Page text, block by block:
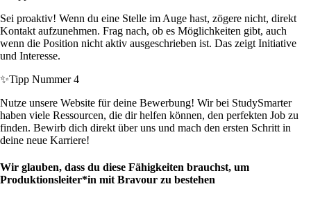
Sei proaktiv! Wenn du eine Stelle im Auge hast, zögere nicht, direkt
Kontakt aufzunehmen. Frag nach, ob es Möglichkeiten gibt, auch
wenn die Position nicht aktiv ausgeschrieben ist. Das zeigt Initiative
und Interesse.
✨Tipp Nummer 4
Nutze unsere Website für deine Bewerbung! Wir bei StudySmarter
haben viele Ressourcen, die dir helfen können, den perfekten Job zu
finden. Bewirb dich direkt über uns und mach den ersten Schritt in
deine neue Karriere!
Wir glauben, dass du diese Fähigkeiten brauchst, um
Produktionsleiter*in mit Bravour zu bestehen